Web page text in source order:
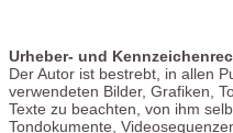
Urheber- und
Der Autor ist bestrebt, in allen
verwendeten Bilder, Grafiken,
Texte zu beachten, von ihm
Tondokumente,